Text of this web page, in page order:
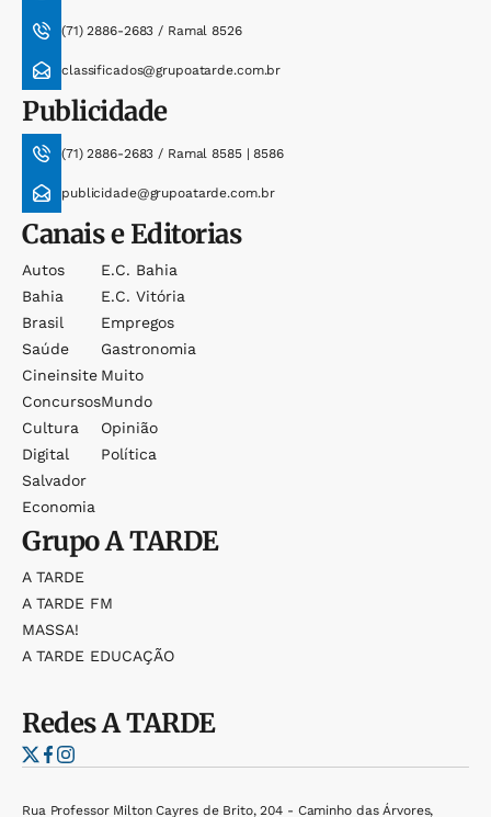
(71) 2886-2683 / Ramal 8526
classificados@grupoatarde.com.br
Publicidade
(71) 2886-2683 / Ramal 8585 | 8586
publicidade@grupoatarde.com.br
Canais e Editorias
Autos
Bahia
Brasil
Saúde
Cineinsite
Concursos
Cultura
Digital
Salvador
Economia
E.c. Bahia
E.c. Vitória
Empregos
Gastronomia
Muito
Mundo
Opinião
Política
GrupoA TARDE
A TARDE
A TARDE FM
MASSA!
A TARDE EDUCAÇÃO
RedesA TARDE
Rua Professor Milton Cayres de Brito, 204 - Caminho das Árvores,